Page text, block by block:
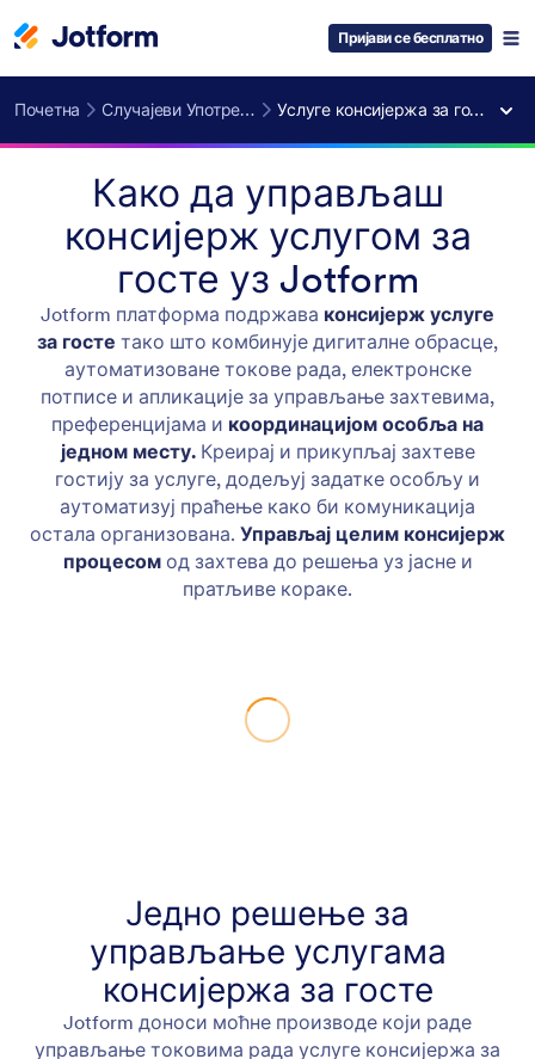
Пријави се бесплатно
Почетна Случајеви Употребе Услуге консијержа за госте
Како да управљаш
консијерж услугом за
госте уз Jotform
Jotform платформа подржава консијерж услуге
за госте тако што комбинује дигиталне обрасце,
аутоматизоване токове рада, електронске
потписе и апликације за управљање захтевима,
преференцијама и координацијом особља на
једном месту.Креирај и прикупљај захтеве
гостију за услуге, додељуј задатке особљу и
аутоматизуј праћење како би комуникација
остала организована. Управљај целим консијерж
процесомод захтева до решења уз јасне и
пратљиве кораке.
Једно решење за
управљање услугама
консијержа за госте
Jotform доноси моћне производе који раде
управљање токовима рада услуге консијержа за